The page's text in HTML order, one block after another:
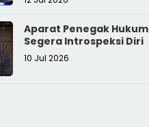
Aparat Penegak Hukum
Segera Introspeksi Diri
10 Jul 2026